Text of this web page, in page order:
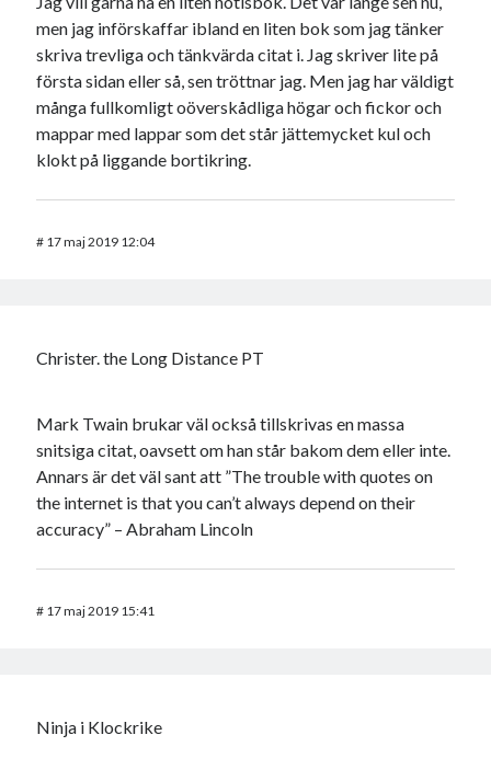
men jag införskaffar ibland en liten bok som jag tänker
skriva trevliga och tänkvärda citat i. Jag skriver lite på
första sidan eller så, sen tröttnar jag. Men jag har väldigt
många fullkomligt oöverskådliga högar och fickor och
mappar med lappar som det står jättemycket kul och
klokt på liggande bortikring.
# 17 maj 2019 12:04
Christer. the Long Distance PT
Mark Twain brukar väl också tillskrivas en massa
snitsiga citat, oavsett om han står bakom dem eller inte.
Annars är det väl sant att ”The trouble with quotes on
the internet is that you can’t always depend on their
accuracy” – Abraham Lincoln
# 17 maj 2019 15:41
Ninja i Klockrike